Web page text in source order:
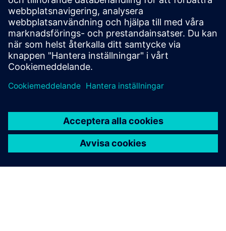
företagen arbetar tillsammans här och konsoliderar
företagets FoU-aktiviteter.
Tillbaka till alla Siemens Core Technologies